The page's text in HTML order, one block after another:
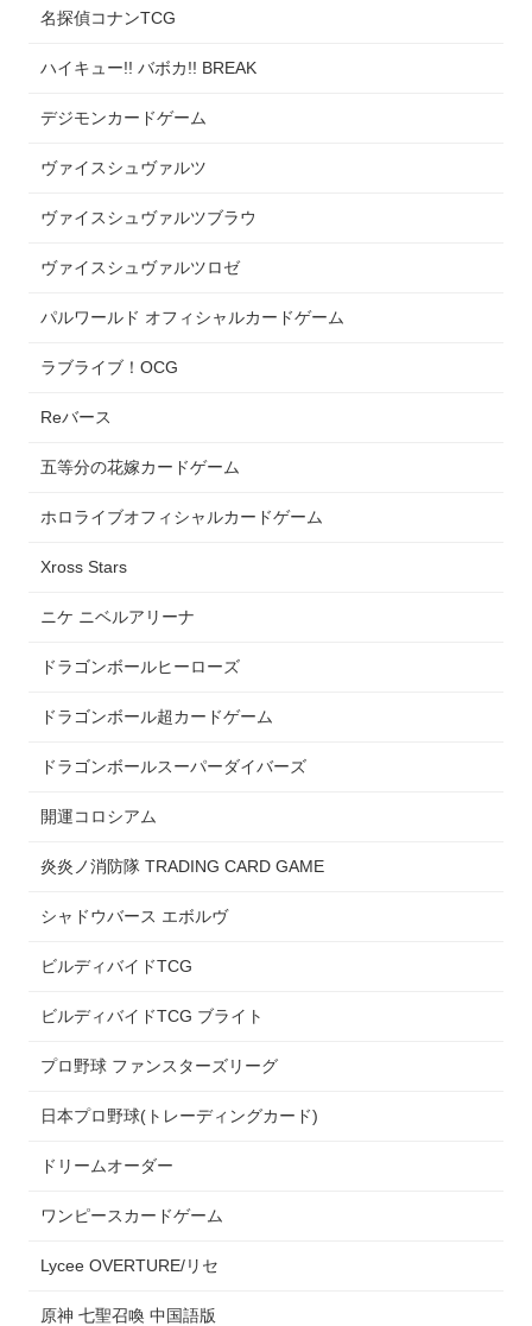
名探偵コナンTCG
ハイキュー!! バボカ!! BREAK
デジモンカードゲーム
ヴァイスシュヴァルツ
ヴァイスシュヴァルツブラウ
ヴァイスシュヴァルツロゼ
パルワールド オフィシャルカードゲーム
ラブライブ！OCG
Reバース
五等分の花嫁カードゲーム
ホロライブオフィシャルカードゲーム
Xross Stars
ニケ ニベルアリーナ
ドラゴンボールヒーローズ
ドラゴンボール超カードゲーム
ドラゴンボールスーパーダイバーズ
開運コロシアム
炎炎ノ消防隊 TRADING CARD GAME
シャドウバース エボルヴ
ビルディバイドTCG
ビルディバイドTCG ブライト
プロ野球 ファンスターズリーグ
日本プロ野球(トレーディングカード)
ドリームオーダー
ワンピースカードゲーム
Lycee OVERTURE/リセ
原神 七聖召喚 中国語版